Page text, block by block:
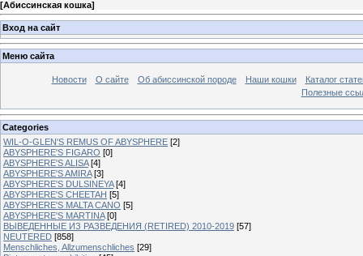
[Абиссинская кошка]
Вход на сайт
Меню сайта
Новости О сайте Об абиссинской породе Наши кошки
Каталог
Полезные
Categories
WIL-O-GLEN'S REMUS OF ABYSPHERE [2]
ABYSPHERE'S FIGARO [0]
ABYSPHERE'S ALISA [4]
ABYSPHERE'S AMIRA [3]
ABYSPHERE'S DULSINEYA [4]
ABYSPHERE'S CHEETAH [5]
ABYSPHERE'S MALTA CANO [5]
ABYSPHERE'S MARTINA [0]
ВЫВЕДЕННЫЕ ИЗ РАЗВЕДЕНИЯ (RETIRED) 2010-2019 [57]
NEUTERED [858]
Menschliches, Allzumenschliches [29]